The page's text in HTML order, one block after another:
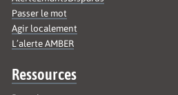
Passer le mot
Agir localement
L’alerte AMBER
Ressources